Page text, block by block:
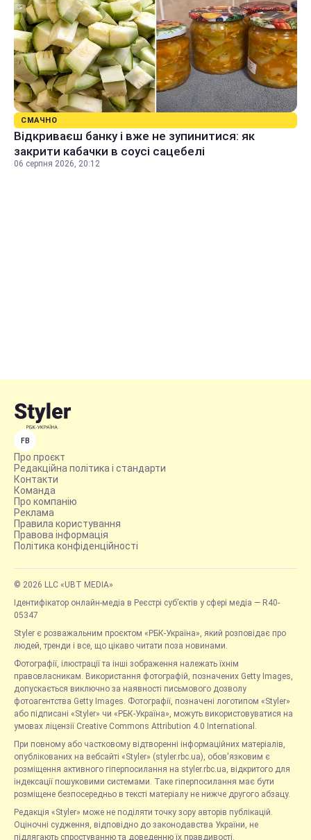
СМАЧНО
Відкриваєш банку і вже не зупинитися: як
закрити кабачки в соусі сацебелі
06 серпня 2026, 20:12
FB
Про проєкт
Редакційна політика і стандарти
Контакти
Команда
Про компанію
Реклама
Правила користування
Правова інформація
Політика конфіденційності
© 2026 LLC «UBT MEDIA»
Ідентифікатор онлайн-медіа в Реєстрі суб’єктів у сфері медіа — R40-
05347
Styler є розважальним проєктом «РБК-Україна», який розповідає про
людей, тренди і все, що цікаво читати поза новинами.
Фотографії, ілюстрації та інші зображення належать їхнім
правовласникам. Використання фотографій, позначених Getty Images,
допускається виключно за наявності письмового дозволу
фотоагентства Getty Images. Фотографії, позначені логотипом «Styler»
або підписані «Styler» чи «РБК-Україна», можуть використовуватися на
умовах ліцензії Creative Commons Attribution 4.0 International.
При повному або частковому відтворенні інформаційних матеріалів,
опублікованих на вебсайті «Styler» (styler.rbc.ua), обов'язковим є
розміщення активного гіперпосилання на styler.rbc.ua, відкритого для
індексації пошуковими системами. Таке гіперпосилання має бути
розміщене безпосередньо в тексті матеріалу не нижче другого абзацу.
Редакція «Styler» може не поділяти точку зору авторів публікацій.
Оціночні судження, відповідно до законодавства України, не
підлягають спростуванню та доведенню їх правдивості.